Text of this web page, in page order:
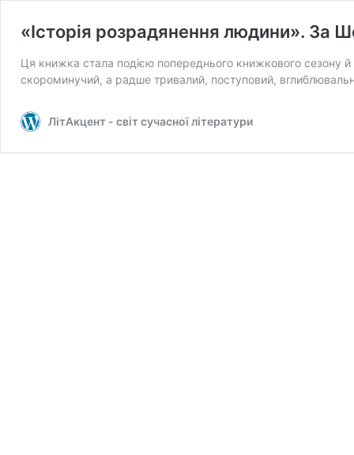
«Історія розрадянення людини». За
Ця книжка стала подією попереднього книжкового сезону й
скороминучий, а радше тривалий, поступовий,
ЛітАкцент - світ сучасної літератури